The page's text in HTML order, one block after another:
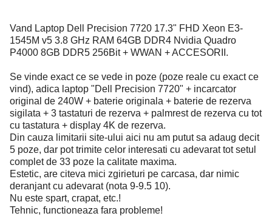
Vand Laptop Dell Precision 7720 17.3" FHD Xeon E3-
1545M v5 3.8 GHz RAM 64GB DDR4 Nvidia Quadro
P4000 8GB DDR5 256Bit + WWAN + ACCESORII.
Se vinde exact ce se vede in poze (poze reale cu exact ce
vind), adica laptop "Dell Precision 7720" + incarcator
original de 240W + baterie originala + baterie de rezerva
sigilata + 3 tastaturi de rezerva + palmrest de rezerva cu tot
cu tastatura + display 4K de rezerva.
Din cauza limitarii site-ului aici nu am putut sa adaug decit
5 poze, dar pot trimite celor interesati cu adevarat tot setul
complet de 33 poze la calitate maxima.
Estetic, are citeva mici zgirieturi pe carcasa, dar nimic
deranjant cu adevarat (nota 9-9.5 10).
Nu este spart, crapat, etc.!
Tehnic, functioneaza fara probleme!